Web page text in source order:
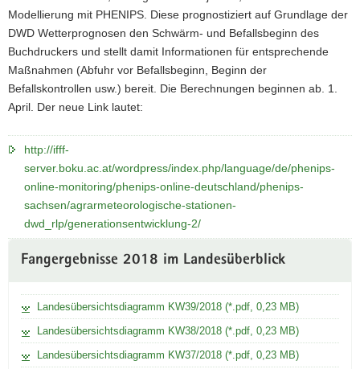
Befallsbeginn
des
Buchdruckers
Ende
Mai
2010.
von
den
braun
gelb
Bereichen
nach
Tagen)
erfolgte
der
Befall
Modellierung mit PHENIPS. Diese prognostiziert auf Grundlage der
DWD Wetterprognosen den Schwärm- und Befallsbeginn des
Buchdruckers und stellt damit Informationen für entsprechende
Maßnahmen (Abfuhr vor Befallsbeginn, Beginn der
Befallskontrollen usw.) bereit. Die Berechnungen beginnen ab. 1.
April. Der neue Link lautet:
http://ifff-
server.boku.ac.at/wordpress/index.php/language/de/phenips-
online-monitoring/phenips-online-deutschland/phenips-
sachsen/agrarmeteorologische-stationen-
dwd_rlp/generationsentwicklung-2/
Information
Fangergebnisse 2018 im Landesüberblick
Landesübersichtsdiagramm KW39/2018 (*.pdf, 0,23 MB)
Landesübersichtsdiagramm KW38/2018 (*.pdf, 0,23 MB)
Landesübersichtsdiagramm KW37/2018 (*.pdf, 0,23 MB)